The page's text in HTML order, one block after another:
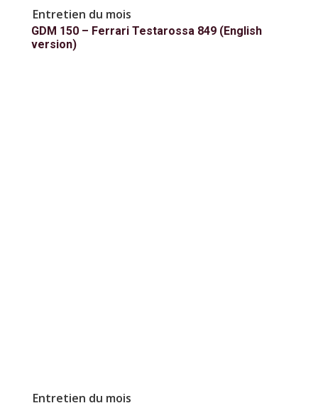
Entretien du mois
GDM 150 – Ferrari Testarossa 849 (English
version)
Entretien du mois